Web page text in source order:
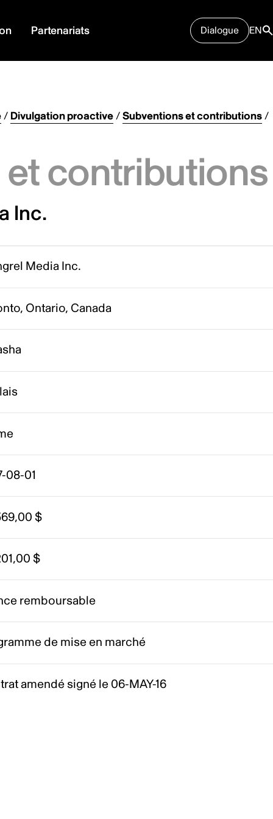
Partenariats Dialogue EN
/ Divulgation proactive/Subventions et contributions/
contributions
Inc.
Media Inc.
Ontario, Canada
08-01
$
$
remboursable
de mise en marché
amendé signé le 06-MAY-16